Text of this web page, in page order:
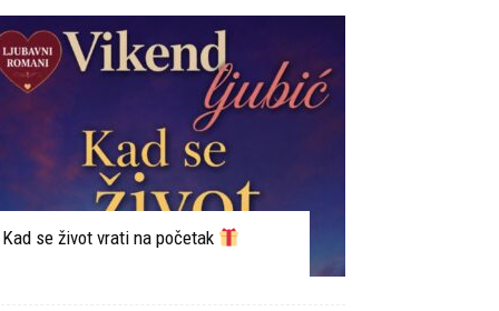
Kad se život vrati na početak